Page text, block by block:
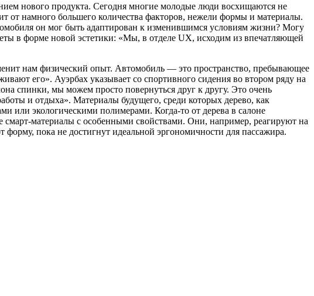
нового продукта. Сегодня многие молодые люди восхищаются не
от намного большего количества факторов, нежели формы и материалы.
он мог быть адаптирован к изменившимся условиям жизни? Могу
в форме новой эстетики: «Мы, в отделе UX, исходим из впечатляющей
нам физический опыт. Автомобиль — это пространство, пребывающее
его». Ауэрбах указывает со спортивного сидения во втором ряду на
спинки, мы можем просто повернуться друг к другу. Это очень
и отдыха». Материалы будущего, среди которых дерево, как
или экологическими полимерами. Когда-то от дерева в салоне
смарт-материалы с особенными свойствами. Они, например, реагируют на
пока не достигнут идеальной эргономичности для пассажира.